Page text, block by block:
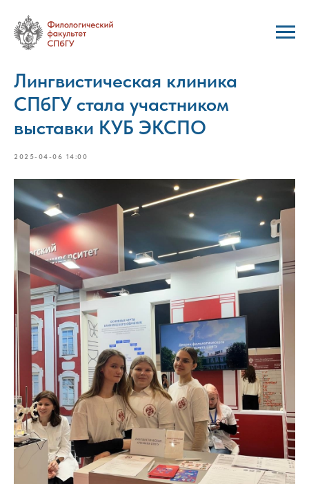
Лингвистическая клиника
СПбГУ стала участником
выставки КУБ ЭКСПО
2025-04-06 14:00